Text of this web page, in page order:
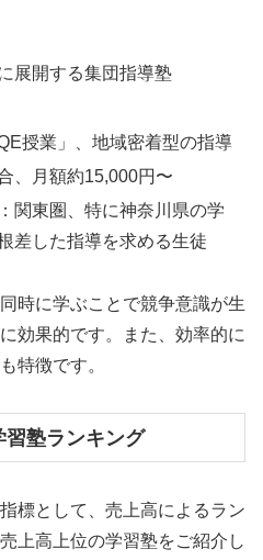
展開する集団指導塾
授業」、地域密着型の指導
、月額約15,000円〜
関東圏、特に神奈川県の学
差した指導を求める生徒
時に学ぶことで競争意識が生
効果的です。また、効率的に
特徴です。
塾ランキング
標として、売上高によるラン
上高上位の学習塾をご紹介し